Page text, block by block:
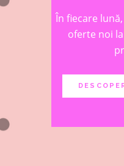
În fiecare
oferte noi